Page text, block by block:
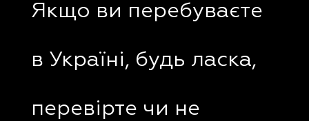
Якщо ви перебуваєте
в Україні, будь ласка,
перевірте чи не